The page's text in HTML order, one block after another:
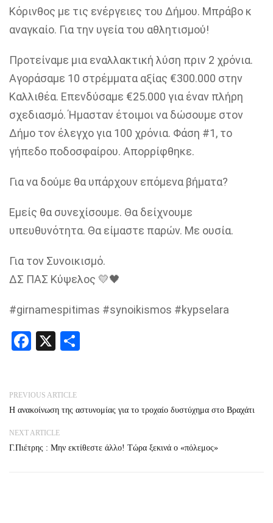
Κόρινθος με τις ενέργειες του Δήμου. Μπράβο κ
αναγκαίο. Για την υγεία του αθλητισμού!
Προτείναμε μια εναλλακτική λύση πριν 2 χρόνια.
Αγοράσαμε 10 στρέμματα αξίας €300.000 στην
Καλλιθέα. Επενδύσαμε €25.000 για έναν πλήρη
σχεδιασμό. Ήμασταν έτοιμοι να δώσουμε στον
Δήμο τον έλεγχο για 100 χρόνια. Φάση #1, το
γήπεδο ποδοσφαίρου. Απορρίφθηκε.
Για να δούμε θα υπάρχουν επόμενα βήματα?
Εμείς θα συνεχίσουμε. Θα δείχνουμε
υπευθυνότητα. Θα είμαστε παρών. Με ουσία.
Για τον Συνοικισμό.
ΔΣ ΠΑΣ Κύψελος 💛🖤
#girnamespitimas #synoikismos #kypselara
Facebook
X
PREVIOUS ARTICLE
Η ανακοίνωση της αστυνομίας για το τροχαίο δυστύχημα στο Βραχάτι
NEXT ARTICLE
Γ.Πιέτρης : Μην εκτίθεστε άλλο! Τώρα ξεκινά ο «πόλεμος»